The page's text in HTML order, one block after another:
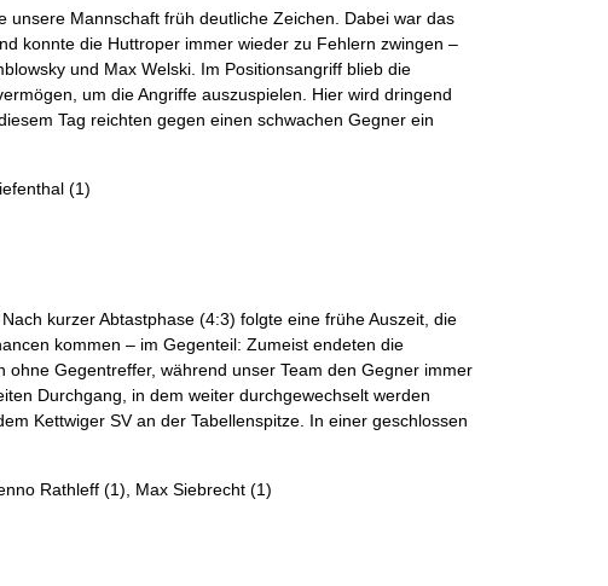
unsere Mannschaft früh deutliche Zeichen. Dabei war das
konnte die Huttroper immer wieder zu Fehlern zwingen –
und Max Welski. Im Positionsangriff blieb die
um die Angriffe auszuspielen. Hier wird dringend
Tag reichten gegen einen schwachen Gegner ein
(1)
kurzer Abtastphase (4:3) folgte eine frühe Auszeit, die
kommen – im Gegenteil: Zumeist endeten die
Gegentreffer, während unser Team den Gegner immer
Durchgang, in dem weiter durchgewechselt werden
Kettwiger SV an der Tabellenspitze. In einer geschlossen
Rathleff (1), Max Siebrecht (1)